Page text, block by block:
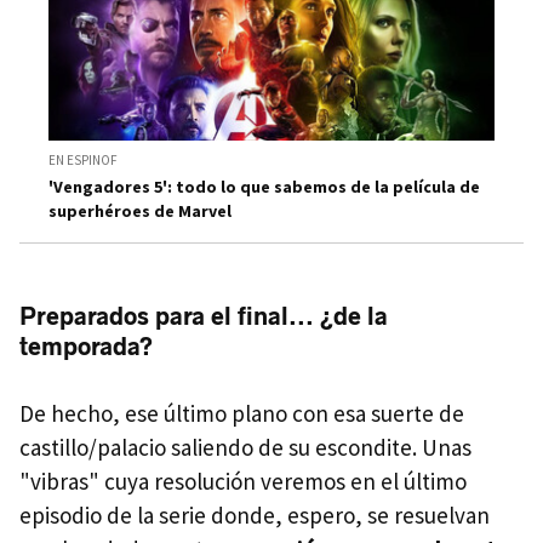
EN ESPINOF
'Vengadores 5': todo lo que sabemos de la película de
superhéroes de Marvel
Preparados para el final... ¿de la
temporada?
De hecho, ese último plano con esa suerte de
castillo/palacio saliendo de su escondite. Unas
"vibras" cuya resolución veremos en el último
episodio de la serie donde, espero, se resuelvan